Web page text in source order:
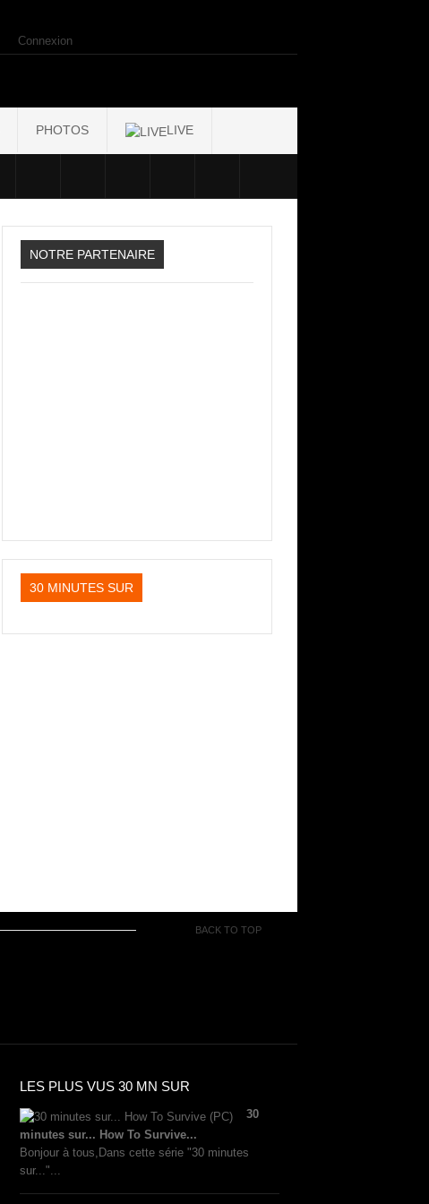
Connexion
PHOTOS LIVE
NOTRE PARTENAIRE
30 MINUTES SUR
BACK TO TOP
LES PLUS VUS 30 MN SUR
30
minutes sur... How To Survive...
Bonjour à tous,Dans cette série "30 minutes
sur..."...